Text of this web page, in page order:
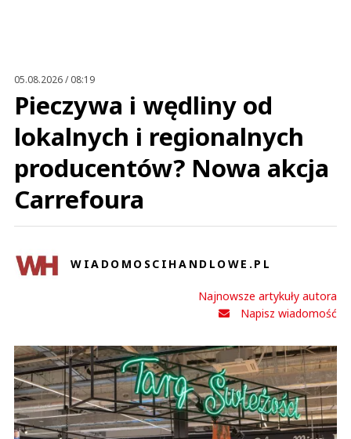
05.08.2026 / 08:19
Pieczywa i wędliny od
lokalnych i regionalnych
producentów? Nowa akcja
Carrefoura
WIADOMOSCIHANDLOWE.PL
Najnowsze artykuły autora
Napisz wiadomość